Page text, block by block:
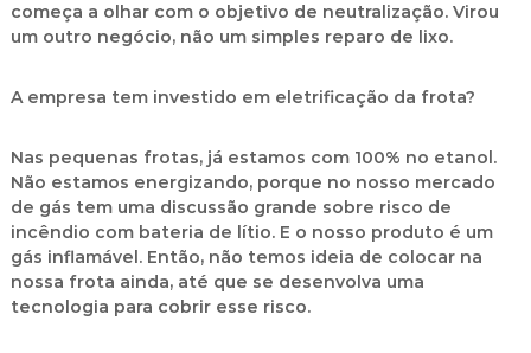
começa a olhar com o objetivo de neutralização. Virou
um outro negócio, não um simples reparo de lixo.
A empresa tem investido em eletrificação da frota?
Nas pequenas frotas, já estamos com 100% no etanol.
Não estamos energizando, porque no nosso mercado
de gás tem uma discussão grande sobre risco de
incêndio com bateria de lítio. E o nosso produto é um
gás inflamável. Então, não temos ideia de colocar na
nossa frota ainda, até que se desenvolva uma
tecnologia para cobrir esse risco.